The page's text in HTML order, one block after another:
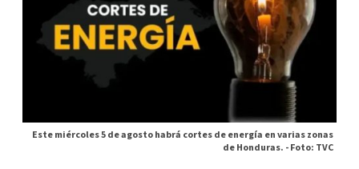
Este miércoles 5 de agosto habrá cortes de energía en varias zonas
de Honduras. -Foto: TVC